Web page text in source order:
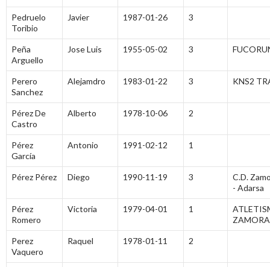
Pedruelo
Toribio
Javier 1987-01-26 3
Peña
Arguello
Jose Luis 1955-05-02 3
Perero
Sanchez
Alejamdro 1983-01-22 3 KNS2
Pérez De
Castro
Alberto 1978-10-06 2
Pérez
García
Antonio 1991-02-12 1
Pérez Pérez Diego 1990-11-19 3
C.D.
- Adarsa
Pérez
Romero
Victoria 1979-04-01 1
ZAMORA
Perez
Vaquero
Raquel 1978-01-11 2